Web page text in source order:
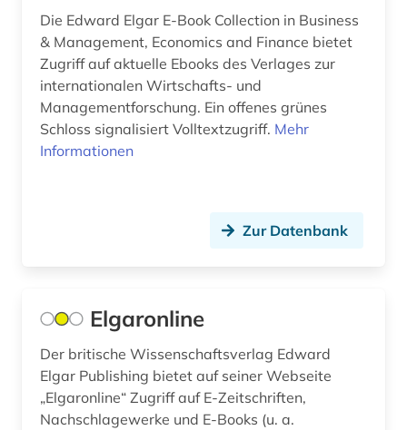
materialwissenschaft (1)
mathematik (4)
medienwissenschaft (1)
medizin (5)
mitgliedsstaaten (2)
online-publikation (1)
open access (3)
Die Edward Elgar E-Book Collection in Business
& Management, Economics and Finance bietet
Zugriff auf aktuelle Ebooks des Verlages zur
internationalen Wirtschafts- und
Managementforschung. Ein offenes grünes
Schloss signalisiert Volltextzugriff. Mehr
Informationen
Zur Datenbank
Elgaronline
Der britische Wissenschaftsverlag Edward
Elgar Publishing bietet auf seiner Webseite
„Elgaronline“ Zugriff auf E-Zeitschriften,
Nachschlagewerke und E-Books (u. a.